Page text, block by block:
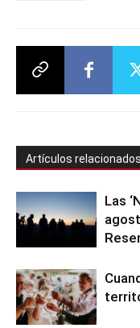
Artículos relacionados
Las